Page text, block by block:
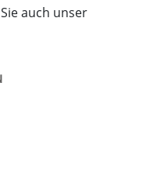
auch unser